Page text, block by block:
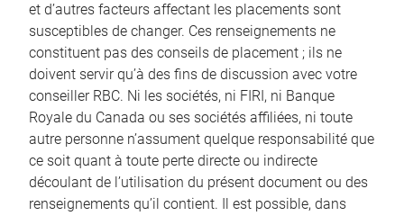
et d’autres facteurs affectant les placements sont
susceptibles de changer. Ces renseignements ne
constituent pas des conseils de placement ; ils ne
doivent servir qu’à des fins de discussion avec votre
conseiller RBC. Ni les sociétés, ni FIRI, ni Banque
Royale du Canada ou ses sociétés affiliées, ni toute
autre personne n’assument quelque responsabilité que
ce soit quant à toute perte directe ou indirecte
découlant de l’utilisation du présent document ou des
renseignements qu’il contient. Il est possible, dans